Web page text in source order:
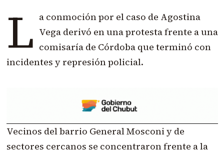
L a conmoción por el caso de Agostina
Vega derivó en una protesta frente a una
comisaría de Córdoba que terminó con
incidentes y represión policial.
Vecinos del barrio General Mosconi y de
sectores cercanos se concentraron frente a la